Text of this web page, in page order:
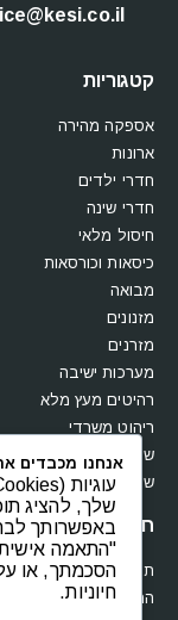
קטגוריות
אספקה מהירה
ארונות
חדרי ילדים
חדרי שינה
חיסול מלאי
כיסאות וכורסאות
מבואה
מזנונים
מזרנים
מערכות ישיבה
רהיטים מעץ מלא
ריהוט משרדי
שולחנות
שידות וקומודות
חנות
תקנון
החשבון שלי
אנחנו מכבדים
שלך, להציג
באפשרותך
"התאמה
הסכמתך, או
חיוניות.